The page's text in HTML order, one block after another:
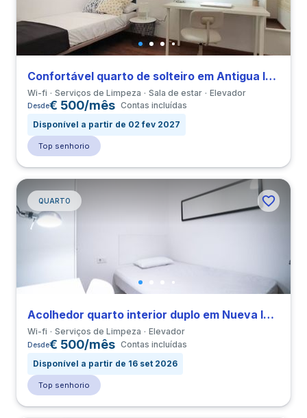
Confortável quarto de solteiro em Antigua Izquierda de Eixample perto de UB
Wi-fi Serviços de Limpeza Sala de estar Elevador
Desde€ 500/mês Contas incluídas
Disponível a partir de 02 fev 2027
Top senhorio
QUARTO
Acolhedor quarto interior duplo em Nueva Izquierda de Eixample perto de UBL
Wi-fi Serviços de Limpeza Elevador
Desde€ 500/mês Contas incluídas
Disponível a partir de 16 set 2026
Top senhorio